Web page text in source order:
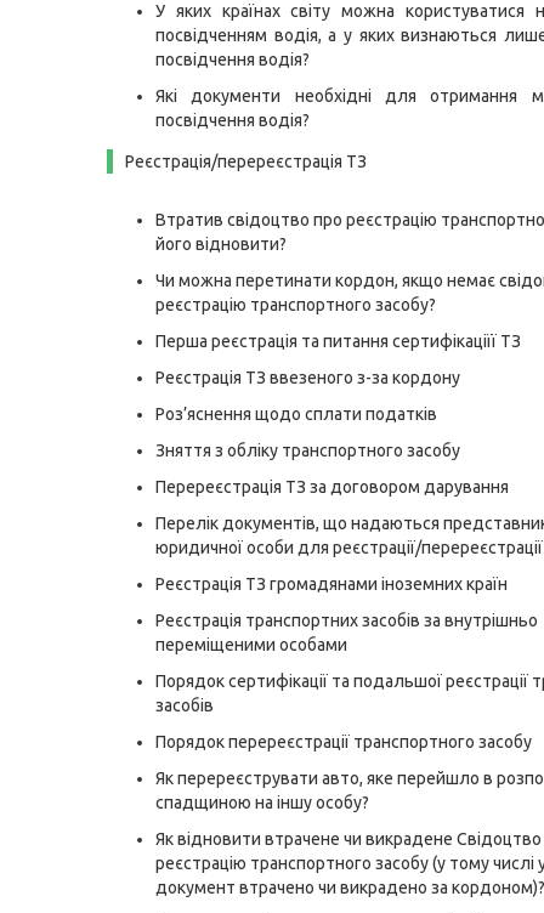
У яких країнах світу можна користуватися
посвідченням водія, а у яких визнаються
посвідчення водія?
Які документи необхідні для отримання
посвідчення водія?
Реєстрація/перереєстрація ТЗ
Втратив свідоцтво про реєстрацію
його відновити?
Чи можна перетинати кордон, якщо немає
реєстрацію транспортного засобу?
Перша реєстрація та питання сертифікаціїї ТЗ
Реєстрація ТЗ ввезеного з-за кордону
Роз’яснення щодо сплати податків
Зняття з обліку транспортного засобу
Перереєстрація ТЗ за договором дарування
Перелік документів, що надаються
юридичної особи для реєстрації/перереєстрації
Реєстрація ТЗ громадянами іноземних країн
Реєстрація транспортних засобів за внутрішньо
переміщеними особами
Порядок сертифікації та подальшої реєстрації
засобів
Порядок перереєстрації транспортного засобу
Як перереєструвати авто, яке перейшло в
спадщиною на іншу особу?
Як відновити втрачене чи викрадене
реєстрацію транспортного засобу (у тому числі
документ втрачено чи викрадено за кордоном)?